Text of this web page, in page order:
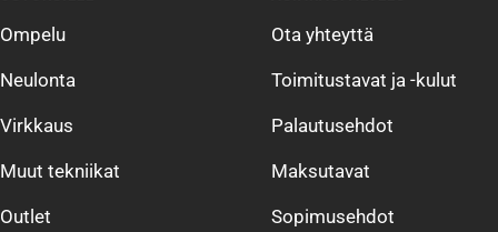
4
Ompelu
Neulonta
Virkkaus
Muut tekniikat
Outlet
Ota yhteyttä
Toimitustavat ja -kulut
Palautusehdot
Maksutavat
Sopimusehdot